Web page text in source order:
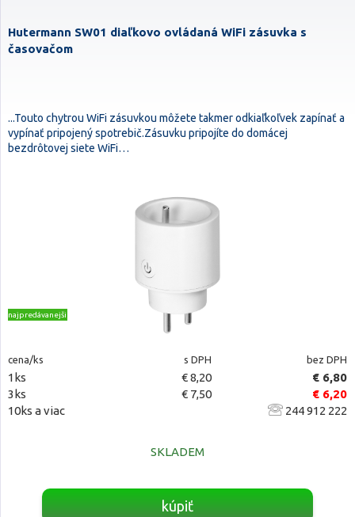
Hutermann SW01 diaľkovo ovládaná WiFi zásuvka s
časovačom
...Touto chytrou WiFi zásuvkou môžete takmer odkiaľkoľvek zapínať a
vypínať pripojený spotrebič.Zásuvku pripojíte do domácej
bezdrôtovej siete WiFi…
najpredávanejšie
cena/ks s DPH bez DPH
1ks € 8,20
€ 6,80
3ks
€ 7,50
€ 6,20
10ks a viac
244 912 222
SKLADEM
kúpiť